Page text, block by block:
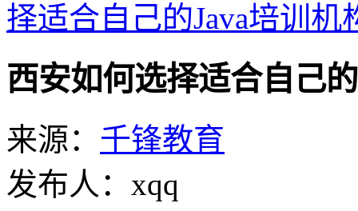
择适合自己的Java培训机
西安如何选择适合自己
来源： 千锋教育
发布人：xqq